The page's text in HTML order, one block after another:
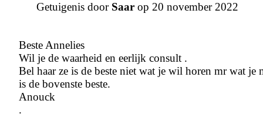
Getuigenis door Saar op 20 november 2022
Beste Annelies
Wil je de waarheid en eerlijk consult .
Bel haar ze is de beste niet wat je wil horen mr wat je
is de bovenste beste.
Anouck
.